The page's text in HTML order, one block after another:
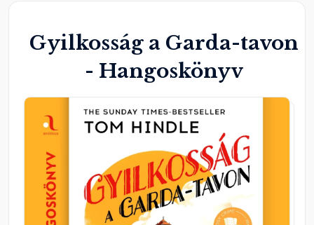
Gyilkosság a Garda-tavon
- Hangoskönyv